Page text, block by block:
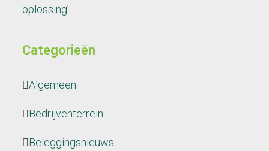
oplossing’
Categorieën
Algemeen
Bedrijventerrein
Beleggingsnieuws